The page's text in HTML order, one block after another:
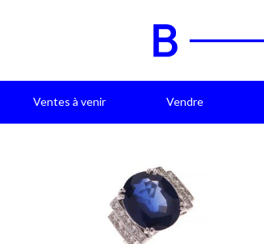
Ventes à venir Vendre